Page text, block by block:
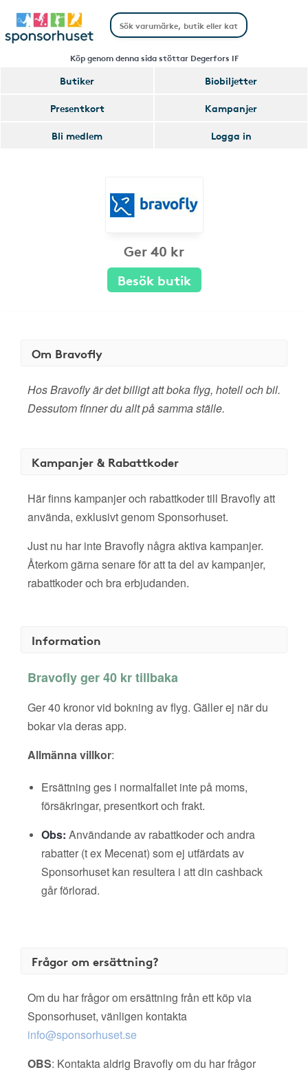
Köp genom denna sida stöttar Degerfors IF
Butiker
Biobiljetter
Presentkort
Kampanjer
Bli medlem
Logga in
Ger 40 kr
Besök butik
Om Bravofly
Hos Bravofly är det billigt att boka flyg, hotell och bil.
Dessutom finner du allt på samma ställe.
Kampanjer & Rabattkoder
Här finns kampanjer och rabattkoder till Bravofly att
använda, exklusivt genom Sponsorhuset.
Just nu har inte Bravofly några aktiva kampanjer.
Återkom gärna senare för att ta del av kampanjer,
rabattkoder och bra erbjudanden.
Information
Bravofly ger 40 kr tillbaka
Ger 40 kronor vid bokning av flyg. Gäller ej när du
bokar via deras app.
Allmänna villkor:
Ersättning ges i normalfallet inte på moms,
försäkringar, presentkort och frakt.
Obs: Användande av rabattkoder och andra
rabatter (t ex Mecenat) som ej utfärdats av
Sponsorhuset kan resultera i att din cashback
går förlorad.
Frågor om ersättning?
Om du har frågor om ersättning från ett köp via
Sponsorhuset, vänligen kontakta
info@sponsorhuset.se
OBS: Kontakta aldrig Bravofly om du har frågor